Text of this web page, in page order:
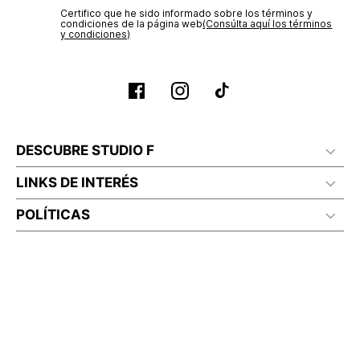
Certifico que he sido informado sobre los términos y
condiciones de la página web‎(Consúlta aquí los términos
y condiciones)
DESCUBRE STUDIO F
LINKS DE INTERÉS
POLÍTICAS